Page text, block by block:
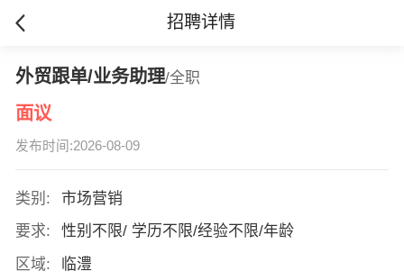
招聘详情
外贸跟单/业务助理/全职
面议
发布时间:2026-08-09
类别:
市场营销
要求:
性别不限/ 学历不限/经验不限/年龄
区域:
临澧